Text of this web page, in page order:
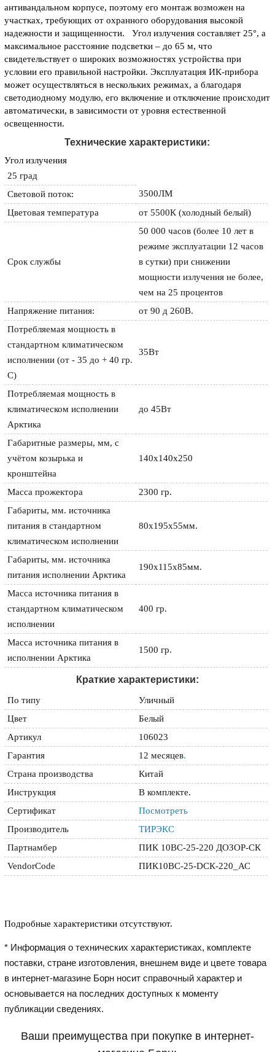
антивандальном корпусе, поэтому его монтаж возможен на
участках, требующих от охранного оборудования высокой
надежности и защищенности. Угол излучения составляет 25°, а
максимальное расстояние подсветки – до 65 м, что
свидетельствует о широких возможностях устройства при
условии его правильной настройки. Эксплуатация ИК-прибора
может осуществляться в нескольких режимах, а благодаря
светодиодному модулю, его включение и отключение происходит
автоматически, в зависимости от уровня естественной
освещенности.
Технические характеристики:
Угол излучения
25 град
Световой поток:
3500ЛМ
Цветовая температура
от 5500К (холодный белый)
Срок службы
50 000 часов (более 10 лет в
режиме эксплуатации 12 часов
в сутки) при снижении
мощности излучения не более,
чем на 25 процентов
Напряжение питания:
от 90 д 260В.
Потребляемая мощность в
стандартном климатическом
исполнении (от - 35 до + 40 гр.
С)
35Вт
Потребляемая мощность в
климатическом исполнении
Арктика
до 45Вт
Габаритные размеры, мм, с
учётом козырька и
кронштейна
140х140х250
Масса прожектора
2300 гр.
Габариты, мм. источника
питания в стандартном
климатическом исполнении
80х195х55мм.
Габариты, мм. источника
питания исполнении Арктика
190х115х85мм.
Масса источника питания в
стандартном климатическом
исполнении
400 гр.
Масса источника питания в
исполнении Арктика
1500 гр.
Краткие характеристики:
По типу
Уличный
Цвет
Белый
Артикул
106023
Гарантия
12 месяцев.
Страна производства
Китай
Инструкция
В комплекте.
Сертификат
Посмотреть
Производитель
ТИРЭКС
Партнамбер
ПИК 10ВС-25-220 ДОЗОР-СК
VendorCode
ПИК10ВС-25-DСК-220_АС
Подробные характеристики отсутствуют.
* Информация о технических характеристиках, комплекте
поставки, стране изготовления, внешнем виде и цвете товара
в интернет-магазине Борн носит справочный характер и
основывается на последних доступных к моменту
публикации сведениях.
Ваши преимущества при покупке в интернет-